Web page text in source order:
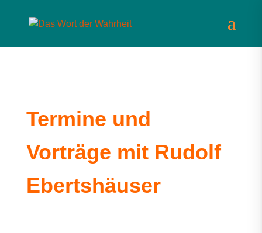
Termine und
Vorträge mit Rudolf
Ebertshäuser